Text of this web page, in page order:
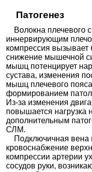
Патогенез
Волокна плечевого
иннервирующим
компрессия вызывает
снижение мышечной
мышц потенцирует
сустава, изменения
мышц плечевого
формированием
Из-за изменения
повышается
дополнительным
СЛМ.
Подключичная вена
кровоснабжение
компрессии артерии
сосудов руки,